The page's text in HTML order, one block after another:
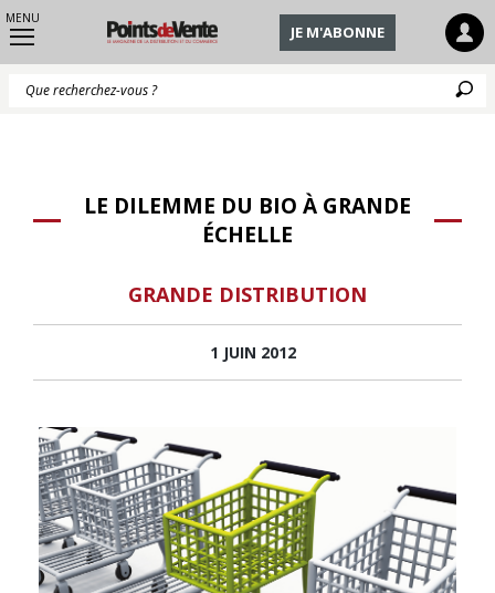
MENU
JE M'ABONNE
LE DILEMME DU BIO À GRANDE
ÉCHELLE
GRANDE DISTRIBUTION
1 JUIN 2012